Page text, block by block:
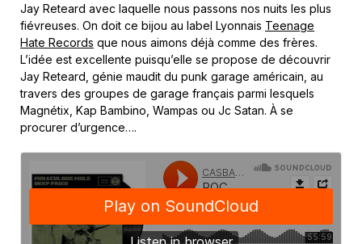
Jay Reteard avec laquelle nous passons nos nuits les plus
fiévreuses. On doit ce bijou au label Lyonnais Teenage
Hate Records que nous aimons déjà comme des frères.
L’idée est excellente puisqu’elle se propose de découvrir
Jay Reteard, génie maudit du punk garage américain, au
travers des groupes de garage français parmi lesquels
Magnétix, Kap Bambino, Wampas ou Jc Satan. À se
procurer d’urgence….